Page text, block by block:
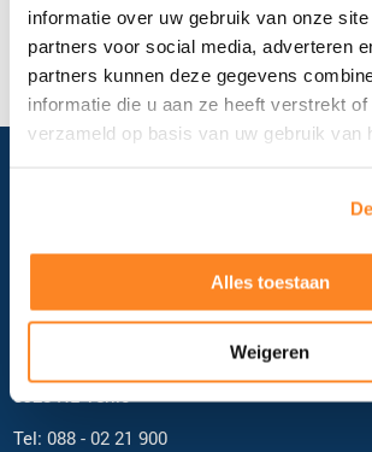
informatie over uw gebruik van onze
partners voor social media, adverteren
partners kunnen deze gegevens
informatie die u aan ze heeft verstrekt
verzameld op basis van uw gebruik van
Alles toestaan
Weigeren
Contact gegevens
5928 NL Venlo
Tel: 088 - 02 21 900